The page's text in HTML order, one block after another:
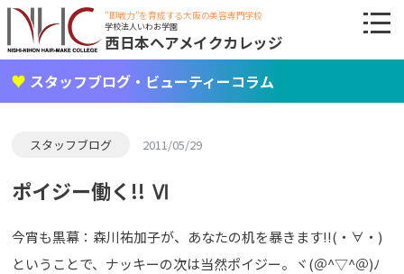
"即戦力"を育成する大阪の美容専門学校
学校法人いわお学園
西日本ヘアメイクカレッジ
スタッフブログ・ビューティーコラム
スタッフブログ 2011/05/29
ポイジー働く!! Ⅵ
今宵も黒幕：森川祐加子が、あなたの机を暴きます!!(・∀・)
ということで、ナッキーの次は当然ポイジー。ヾ(＠^▽^＠)ﾉ